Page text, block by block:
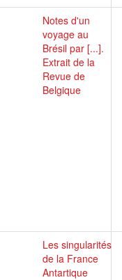
Notes d'un
voyage au
Brésil par [...].
Extrait de la
Revue de
Belgique
Les singularités
de la France
Antartique